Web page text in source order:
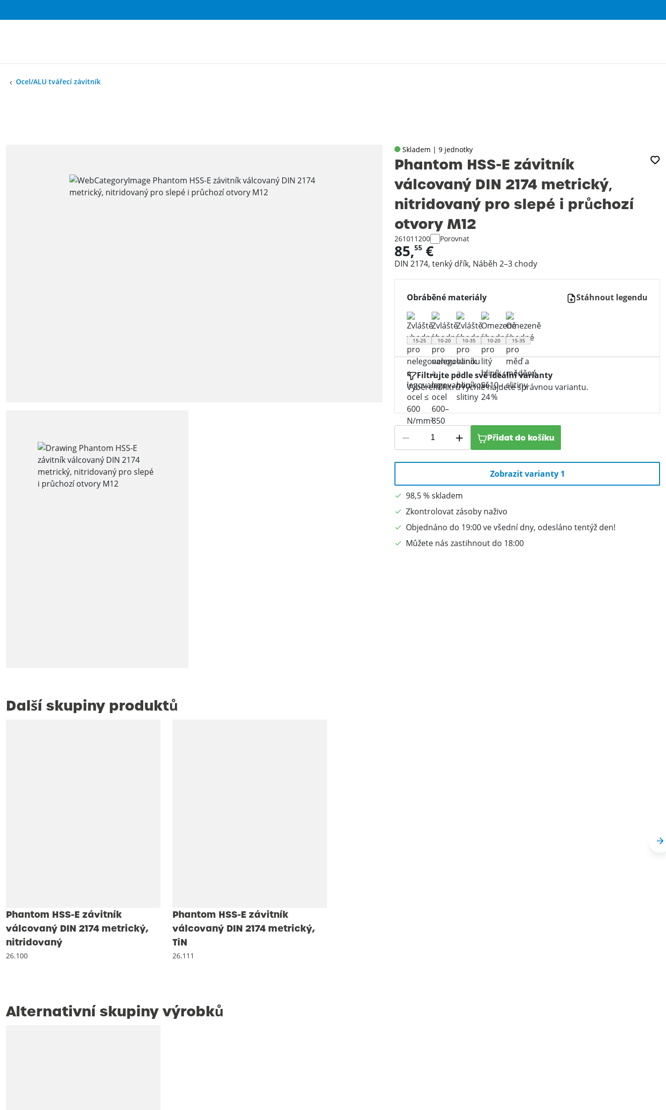
Ocel/ALU tvářecí závitník
Skladem | 9 jednotky
Phantom HSS-E závitník
válcovaný DIN 2174 metrický‚
nitridovaný pro slepé i průchozí
otvory M12
261011200 Porovnat
85,55 €
DIN 2174, tenký dřík, Náběh 2–3 chody
Obráběné materiály Stáhnout legendu
15-25 10-20 10-35 10-20 15-35
Filtrujte podle své ideální varianty
Výběrem filtrů rychle najdete správnou variantu.
Přidat do košíku
Zobrazit varianty 1
98,5 % skladem
Zkontrolovat zásoby naživo
Objednáno do 19:00 ve všední dny, odesláno tentýž den!
Můžete nás zastihnout do 18:00
Další skupiny produktů
Phantom HSS-E závitník
válcovaný DIN 2174 metrický,
nitridovaný
26.100
Phantom HSS-E závitník
válcovaný DIN 2174 metrický,
TiN
26.111
Alternativní skupiny výrobků